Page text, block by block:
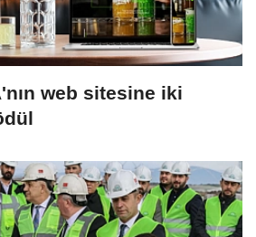
web sitesine iki